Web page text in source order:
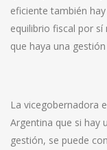
eficiente también
equilibrio fiscal por
que haya una
La vicegobernadora
Argentina que si hay
gestión, se puede